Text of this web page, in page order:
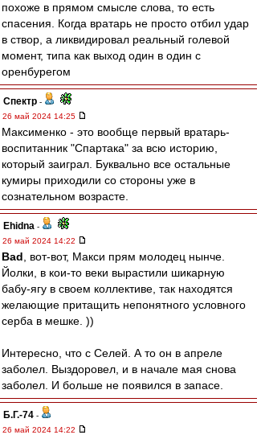
похоже в прямом смысле слова, то есть
спасения. Когда вратарь не просто отбил удар
в створ, а ликвидировал реальный голевой
момент, типа как выход один в один с
оренбурегом
Спектр -
26 май 2024 14:25
Максименко - это вообще первый вратарь-
воспитанник "Спартака" за всю историю,
который заиграл. Буквально все остальные
кумиры приходили со стороны уже в
сознательном возрасте.
Ehidna -
26 май 2024 14:22
Bad , вот-вот, Макси прям молодец нынче.
Йолки, в кои-то веки вырастили шикарную
бабу-ягу в своем коллективе, так находятся
желающие притащить непонятного условного
серба в мешке. ))
Интересно, что с Селей. А то он в апреле
заболел. Выздоровел, и в начале мая снова
заболел. И больше не появился в запасе.
Б.Г.-74 -
26 май 2024 14:22